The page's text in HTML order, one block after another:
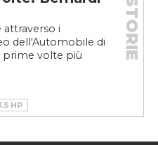
attraverso i
dell'Automobile di
prime volte più
STORIE
HP